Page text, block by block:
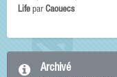
Life par Caouecs
Archivé